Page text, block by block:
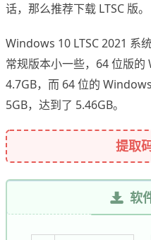
话，那么推荐下载 LTSC 版。
Windows 10 LTSC 2021 系
常规版本小一些，64 位版
4.7GB，而 64 位的
5GB，达到了 5.46GB。
提取
软